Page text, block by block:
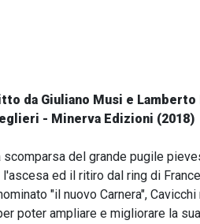
da Giuliano Musi e
- Minerva Edizioni (2018)
del grande pugile
ed il ritiro dal ring di
"il nuovo Carnera",
poter ampliare e migliorare la